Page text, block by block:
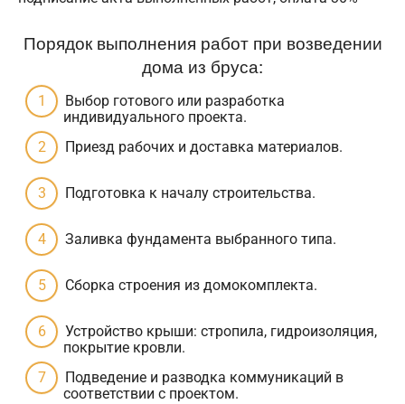
Порядок выполнения работ при возведении
дома из бруса:
Выбор готового или разработка
индивидуального проекта.
Приезд рабочих и доставка материалов.
Подготовка к началу строительства.
Заливка фундамента выбранного типа.
Сборка строения из домокомплекта.
Устройство крыши: стропила, гидроизоляция,
покрытие кровли.
Подведение и разводка коммуникаций в
соответствии с проектом.